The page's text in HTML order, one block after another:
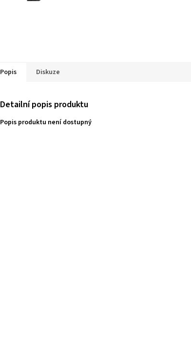
Popis Diskuze
Detailní popis produktu
Popis produktu není dostupný